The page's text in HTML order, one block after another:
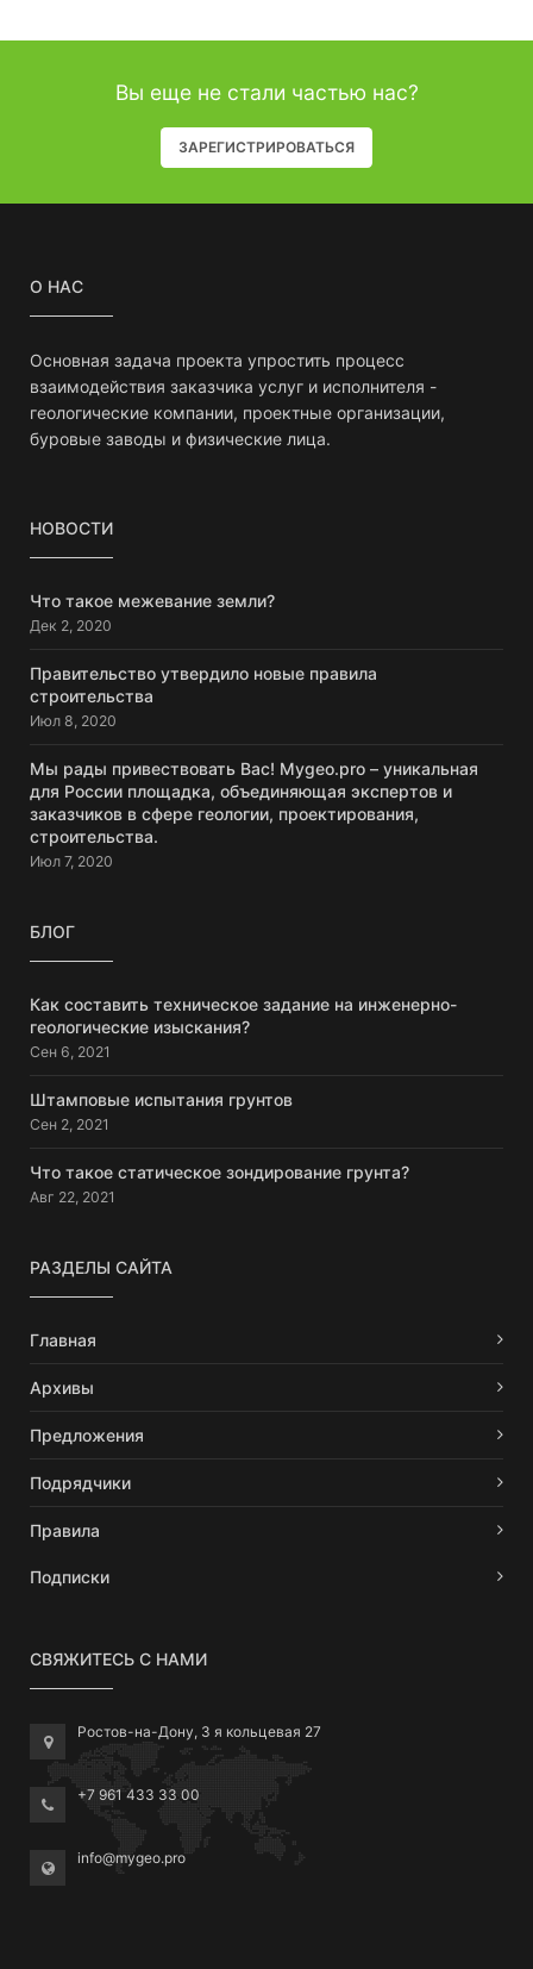
Вы еще не стали частью нас?
ЗАРЕГИСТРИРОВАТЬСЯ
О НАС
Основная задача проекта упростить процесс
взаимодействия заказчика услуг и исполнителя -
геологические компании, проектные организации,
буровые заводы и физические лица.
НОВОСТИ
Что такое межевание земли?
Дек 2, 2020
Правительство утвердило новые правила
строительства
Июл 8, 2020
Мы рады привествовать Вас! Mygeo.pro – уникальная
для России площадка, объединяющая экспертов и
заказчиков в сфере геологии, проектирования,
строительства.
Июл 7, 2020
БЛОГ
Как составить техническое задание на инженерно-
геологические изыскания?
Сен 6, 2021
Штамповые испытания грунтов
Сен 2, 2021
Что такое статическое зондирование грунта?
Авг 22, 2021
РАЗДЕЛЫ САЙТА
Главная
Архивы
Предложения
Подрядчики
Правила
Подписки
СВЯЖИТЕСЬ С НАМИ
Ростов-на-Дону, 3 я кольцевая 27
+7 961 433 33 00
info@mygeo.pro